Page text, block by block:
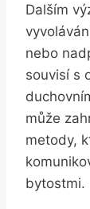
Dalším
nebo
souvisí s
může
metody,
bytostmi.